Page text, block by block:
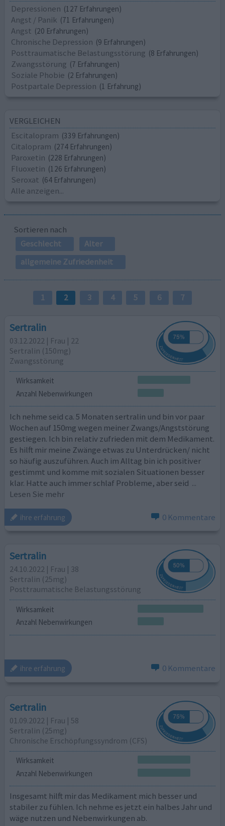
Depressionen (127 Erfahrungen)
Angst / Panik (71 Erfahrungen)
Angst (20 Erfahrungen)
Chronische Depression (9 Erfahrungen)
Posttraumatische Belastungsstörung (8 Erfahrungen)
Zwangsstörung (7 Erfahrungen)
Soziale Phobie (2 Erfahrungen)
Postpartale Depression (1 Erfahrung)
VERGLEICHEN
Escitalopram (339 Erfahrungen)
Citalopram (274 Erfahrungen)
Paroxetin (228 Erfahrungen)
Fluoxetin (126 Erfahrungen)
Seroxat (64 Erfahrungen)
Alle anzeigen...
Sortieren nach
Geschlecht
Alter
allgemeine Zufriedenheit
1 2 3 4 5 6 7
Sertralin
03.12.2022 | Frau | 22
Sertralin (150mg)
Zwangsstörung
Wirksamkeit
Anzahl Nebenwirkungen
Ich nehme seid ca. 5 Monaten sertralin und bin vor paar
Wochen auf 150mg wegen meiner Zwangs/Angststörung
gestiegen. Ich bin relativ zufrieden mit dem Medikament.
Es hilft mir meine Zwänge etwas zu Unterdrücken/ nicht
so häufig auszuführen. Auch im Alltag bin ich positiver
gestimmt und komme mit sozialen Situationen besser
klar. Hatte auch immer schlaf Probleme, aber seid ...
Lesen Sie mehr
ihre erfahrung 0 Kommentare
Sertralin
24.10.2022 | Frau | 38
Sertralin (25mg)
Posttraumatische Belastungsstörung
Wirksamkeit
Anzahl Nebenwirkungen
ihre erfahrung 0 Kommentare
Sertralin
01.09.2022 | Frau | 58
Sertralin (25mg)
Chronische Erschöpfungssyndrom (CFS)
Wirksamkeit
Anzahl Nebenwirkungen
Insgesamt hilft mir das Medikament mich besser und
stabiler zu fühlen. Ich nehme es jetzt ein halbes Jahr und
wäge nutzen und Nebenwirkungen ab.